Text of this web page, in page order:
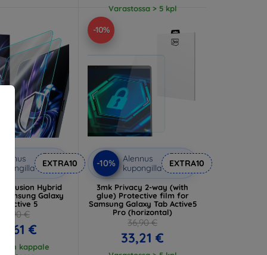
Varastossa > 5 kpl
Alennus
kupongilla
EXTRA10
Fusion Hybrid
Samsung Galaxy
Active 5
24,90 €
20,61 €
kappale
-10%
-10%
Alennus
kupongilla
EXTRA10
3mk Privacy 2-way (with
glue) Protective film for
Samsung Galaxy Tab Active5
Pro (horizontal)
36,90 €
33,21 €